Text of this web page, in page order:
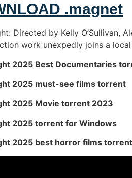
.magnet
Directed by Kelly O’Sullivan,
work unexpedly joins a
2025 Best Documentaries
2025 must-see films torrent
2025 Movie torrent 2023
2025 torrent for Windows
2025 best horror films torrent